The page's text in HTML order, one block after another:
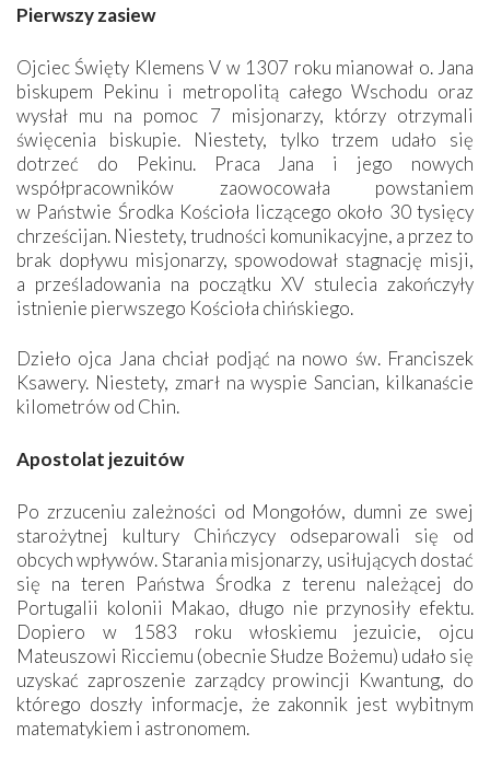
Pierwszy zasiew
Ojciec Święty Klemens V w 1307 roku mianował o. Jana
biskupem Pekinu i metropolitą całego Wschodu oraz
wysłał mu na pomoc 7 misjonarzy, którzy otrzymali
święcenia biskupie. Niestety, tylko trzem udało się
dotrzeć do Pekinu. Praca Jana i jego nowych
współpracowników zaowocowała powstaniem
w Państwie Środka Kościoła liczącego około 30 tysięcy
chrześcijan. Niestety, trudności komunikacyjne, a przez to
brak dopływu misjonarzy, spowodował stagnację misji,
a prześladowania na początku XV stulecia zakończyły
istnienie pierwszego Kościoła chińskiego.
Dzieło ojca Jana chciał podjąć na nowo św. Franciszek
Ksawery. Niestety, zmarł na wyspie Sancian, kilkanaście
kilometrów od Chin.
Apostolat jezuitów
Po zrzuceniu zależności od Mongołów, dumni ze swej
starożytnej kultury Chińczycy odseparowali się od
obcych wpływów. Starania misjonarzy, usiłujących dostać
się na teren Państwa Środka z terenu należącej do
Portugalii kolonii Makao, długo nie ­przynosiły efektu.
Dopiero w 1583 roku włoskiemu jezuicie, ojcu
Mateuszowi Ricciemu (obecnie Słudze Bożemu) udało się
uzyskać zaproszenie zarządcy prowincji Kwantung, do
którego doszły informacje, że zakonnik jest wybitnym
matematykiem i astronomem.